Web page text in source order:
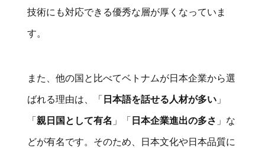
技術にも対応できる優秀な層が厚くなっていま
す。
また、他の国と比べてベトナムが日本企業から選
ばれる理由は、「 日本語を話せる人材が多い 」
「親日国として有名 」「 日本企業進出の多さ 」な
どが有名です。そのため、日本文化や日本品質に